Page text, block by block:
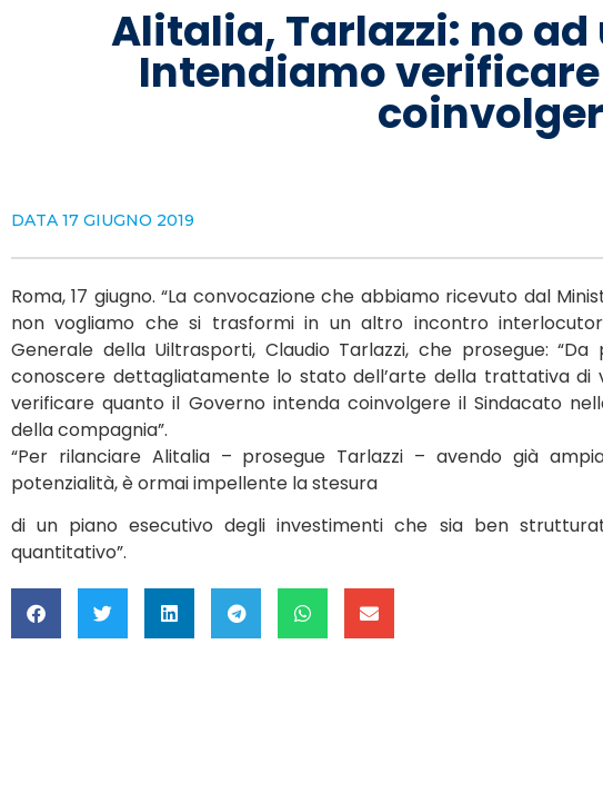
Alitalia, Tarlazzi: no
Intendiamo
DATA 17 GIUGNO 2019
Roma, 17 giugno. “La convocazione che abbiamo ricevuto dal
non vogliamo che si trasformi in un altro incontro
Generale della Uiltrasporti, Claudio Tarlazzi, che prosegue:
conoscere dettagliatamente lo stato dell’arte della trattativa di
verificare quanto il Governo intenda coinvolgere il Sindacato
della compagnia”.
“Per rilanciare Alitalia – prosegue Tarlazzi – avendo già
potenzialità, è ormai impellente la stesura
di un piano esecutivo degli investimenti che sia ben
quantitativo”.